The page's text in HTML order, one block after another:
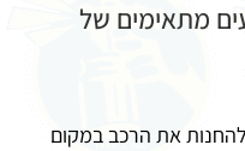
מתאימים של
את הרכב במקום